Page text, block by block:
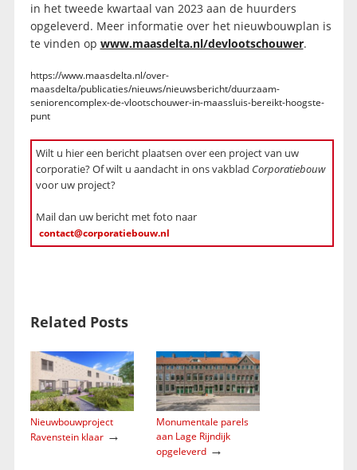
in het tweede kwartaal van 2023 aan de huurders
opgeleverd. Meer informatie over het nieuwbouwplan is
te vinden op www.maasdelta.nl/devlootschouwer.
https://www.maasdelta.nl/over-
maasdelta/publicaties/nieuws/nieuwsbericht/duurzaam-
seniorencomplex-de-vlootschouwer-in-maassluis-bereikt-hoogste-
punt
Wilt u hier een bericht plaatsen over een project van uw
corporatie? Of wilt u aandacht in ons vakblad Corporatiebouw
voor uw project?
Mail dan uw bericht met foto naar
contact@corporatiebouw.nl
Related Posts
Nieuwbouwproject
Ravenstein klaar→
Monumentale parels
aan Lage Rijndijk
opgeleverd→